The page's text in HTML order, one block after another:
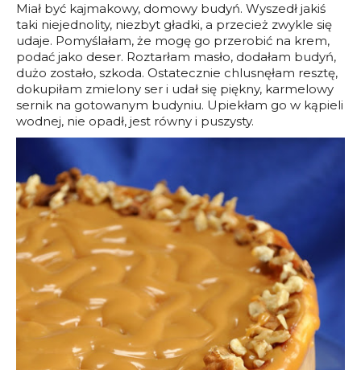
Miał być kajmakowy, domowy budyń. Wyszedł jakiś
taki niejednolity, niezbyt gładki, a przecież zwykle się
udaje. Pomyślałam, że mogę go przerobić na krem,
podać jako deser. Roztarłam masło, dodałam budyń,
dużo zostało, szkoda. Ostatecznie chlusnęłam resztę,
dokupiłam zmielony ser i udał się piękny, karmelowy
sernik na gotowanym budyniu. Upiekłam go w kąpieli
wodnej, nie opadł, jest równy i puszysty.